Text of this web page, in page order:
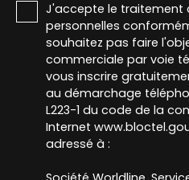
J'accepte le traitement
personnelles
souhaitez pas faire
commerciale par voie
vous inscrire
au démarchage
L223-1 du code de la
Internet
adressé à :